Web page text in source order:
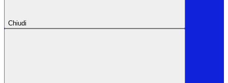
Chiudi